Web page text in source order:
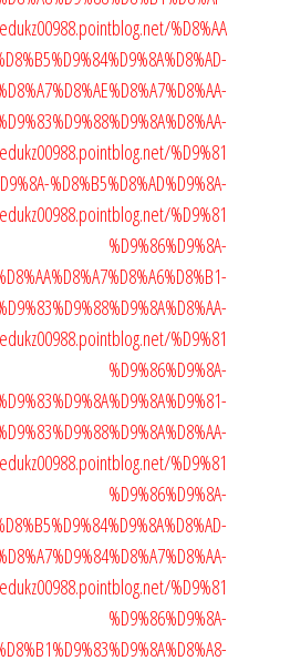
%D8%AA
%D9%81
%D8%B5%D8%AD%D9%8A-
%D9%81
%D9%86%D9%8A-
%D9%81
%D9%86%D9%8A-
%D9%81
%D9%86%D9%8A-
%D9%81
%D9%86%D9%8A-